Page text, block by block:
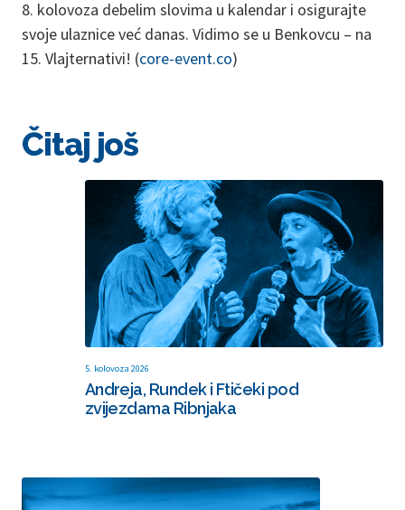
8. kolovoza debelim slovima u kalendar i osigurajte
svoje ulaznice već danas. Vidimo se u Benkovcu – na
15. Vlajternativi! (core-event.co)
Čitaj još
5. kolovoza 2026
Andreja, Rundek i Ftičeki pod
zvijezdama Ribnjaka